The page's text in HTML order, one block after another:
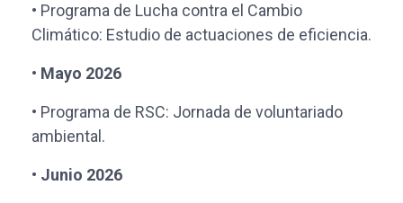
• Programa de Lucha contra el Cambio
Climático: Estudio de actuaciones de eficiencia.
• Mayo 2026
• Programa de RSC: Jornada de voluntariado
ambiental.
• Junio 2026